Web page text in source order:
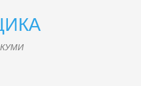
КУМИ